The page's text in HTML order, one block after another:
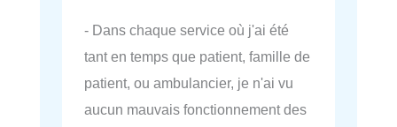
- Dans chaque service où j'ai été
tant en temps que patient, famille de
patient, ou ambulancier, je n'ai vu
aucun mauvais fonctionnement des